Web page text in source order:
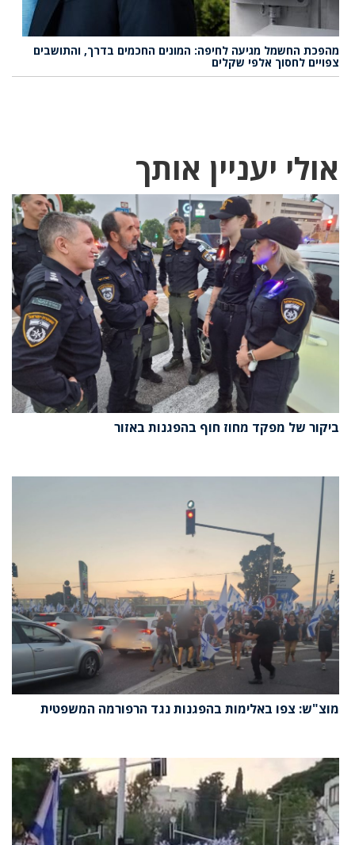
מהפכת החשמל מגיעה לחיפה: המונים החכמים בדרך, והתושבים
צפויים לחסוך אלפי שקלים
אולי יעניין אותך
ביקור של מפקד מחוז חוף בהפגנות באזור
מוצ"ש: צפו באלימות בהפגנות נגד הרפורמה המשפטית